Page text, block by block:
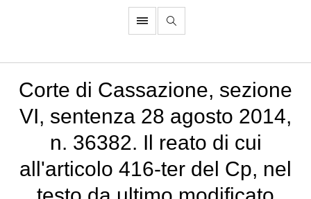
Corte di Cassazione, sezione
VI, sentenza 28 agosto 2014,
n. 36382. Il reato di cui
all'articolo 416-ter del Cp, nel